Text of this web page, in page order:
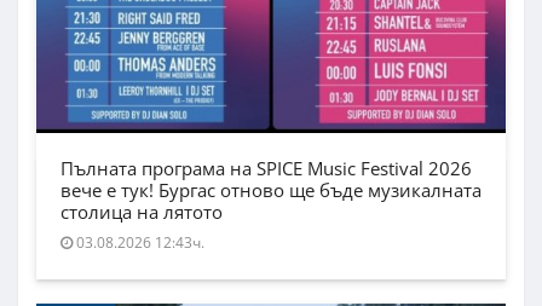
Пълната програма на SPICE Music Festival 2026
вече е тук! Бургас отново ще бъде музикалната
столица на лятото
03.08.2026 12:43ч.